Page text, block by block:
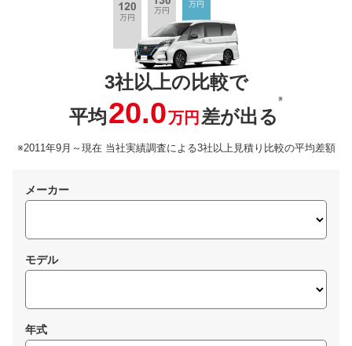
3社以上の比較で
平均20.0万円 差が出る
※
※2011年9月～現在 当社実績調査による3社以上見積り比較の平均差額
メーカー
モデル
年式